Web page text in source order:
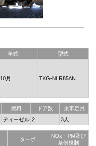
年式 型式
月 TKG-NLR85AN
燃料 ドア数
乗車定員
ディーゼル 2 3人
ターボ
NOx・PM及び
条例規制